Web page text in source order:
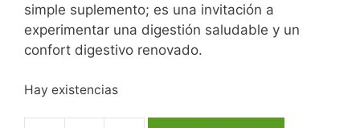
simple suplemento; es una invitación a
experimentar una digestión saludable y un
confort digestivo renovado.
Hay existencias